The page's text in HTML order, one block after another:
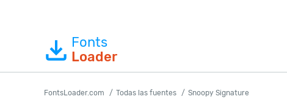
Fonts
Loader
FontsLoader.com Todas las fuentes Snoopy Signature